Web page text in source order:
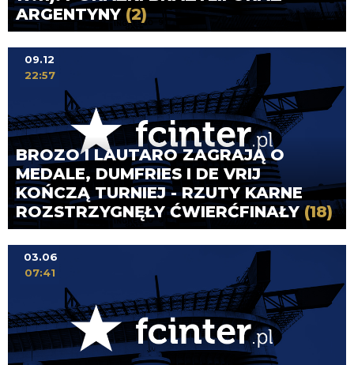
ARGENTYNY (2)
BROZO I LAUTARO ZAGRAJĄ O
MEDALE, DUMFRIES I DE VRIJ
KOŃCZĄ TURNIEJ - RZUTY KARNE
ROZSTRZYGNĘŁY ĆWIERĆFINAŁY(18)
09.12
22:57
03.06
07:41